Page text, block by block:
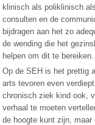
klinisch als poliklinisch
consulten en de
bijdragen aan het zo
de wending die het
helpen om dit te bereiken.
Op de SEH is het prettig
arts tevoren even
chronisch ziek kind ook,
verhaal te moeten
de hoogte kunt zijn, maar